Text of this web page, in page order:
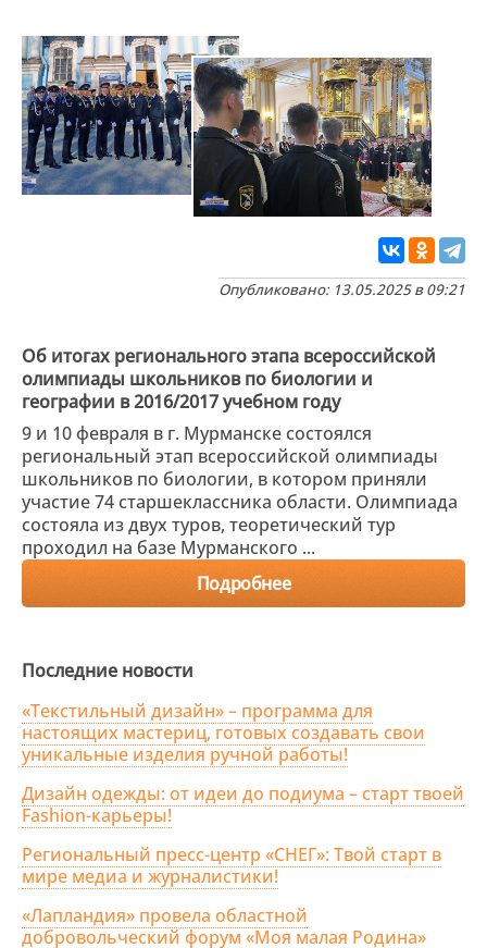
Опубликовано: 13.05.2025 в 09:21
Об итогах регионального этапа всероссийской
олимпиады школьников по биологии и
географии в 2016/2017 учебном году
9 и 10 февраля в г. Мурманске состоялся
региональный этап всероссийской олимпиады
школьников по биологии, в котором приняли
участие 74 старшеклассника области. Олимпиада
состояла из двух туров, теоретический тур
проходил на базе Мурманского ...
Подробнее
Последние новости
«Текстильный дизайн» – программа для
настоящих мастериц, готовых создавать свои
уникальные изделия ручной работы!
Дизайн одежды: от идеи до подиума – старт твоей
Fashion-карьеры!
Региональный пресс-центр «СНЕГ»: Твой старт в
мире медиа и журналистики!
«Лапландия» провела областной
добровольческий форум «Моя малая Родина»